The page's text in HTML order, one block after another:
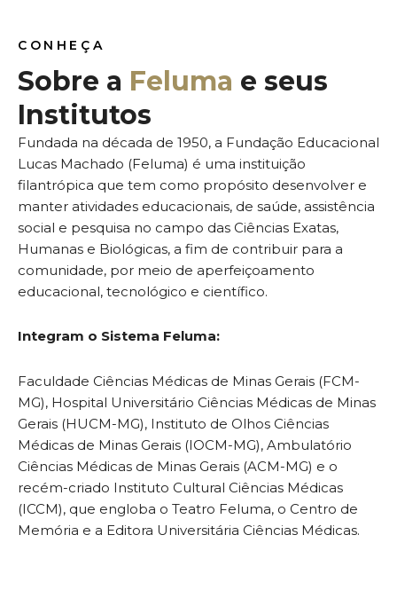
CONHEÇA
Sobre a Feluma e seus
Institutos
Fundada na década de 1950, a Fundação Educacional
Lucas Machado (Feluma) é uma instituição
filantrópica que tem como propósito desenvolver e
manter atividades educacionais, de saúde, assistência
social e pesquisa no campo das Ciências Exatas,
Humanas e Biológicas, a fim de contribuir para a
comunidade, por meio de aperfeiçoamento
educacional, tecnológico e científico.
Integram o Sistema Feluma:
Faculdade Ciências Médicas de Minas Gerais (FCM-
MG), Hospital Universitário Ciências Médicas de Minas
Gerais (HUCM-MG), Instituto de Olhos Ciências
Médicas de Minas Gerais (IOCM-MG), Ambulatório
Ciências Médicas de Minas Gerais (ACM-MG) e o
recém-criado Instituto Cultural Ciências Médicas
(ICCM), que engloba o Teatro Feluma, o Centro de
Memória e a Editora Universitária Ciências Médicas.